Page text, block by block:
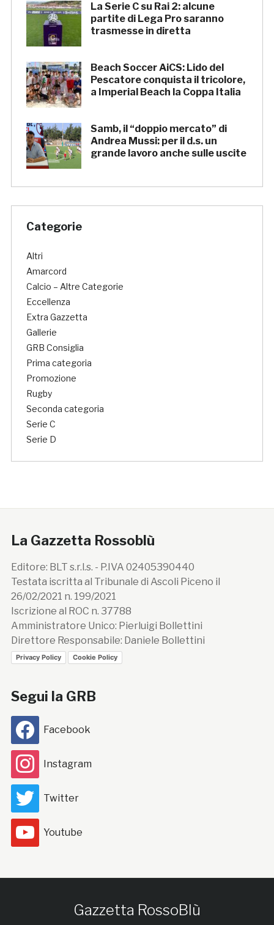
La Serie C su Rai 2: alcune
partite di Lega Pro saranno
trasmesse in diretta
Beach Soccer AiCS: Lido del
Pescatore conquista il tricolore,
a Imperial Beach la Coppa Italia
Samb, il “doppio mercato” di
Andrea Mussi: per il d.s. un
grande lavoro anche sulle uscite
Categorie
Altri
Amarcord
Calcio – Altre Categorie
Eccellenza
Extra Gazzetta
Gallerie
GRB Consiglia
Prima categoria
Promozione
Rugby
Seconda categoria
Serie C
Serie D
La Gazzetta Rossoblù
Editore: BLT s.r.l.s. - P.IVA 02405390440
Testata iscritta al Tribunale di Ascoli Piceno il
26/02/2021 n. 199/2021
Iscrizione al ROC n. 37788
Amministratore Unico: Pierluigi Bollettini
Direttore Responsabile: Daniele Bollettini
Privacy Policy Cookie Policy
Segui la GRB
Facebook
Instagram
Twitter
Youtube
Gazzetta RossoBlù